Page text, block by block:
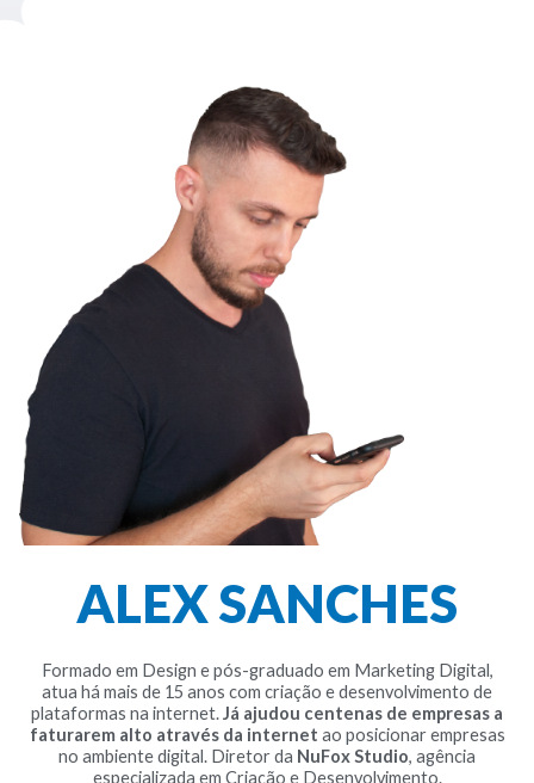
ALEX SANCHES
Formado em Design e pós-graduado em Marketing Digital,
atua há mais de 15 anos com criação e desenvolvimento de
plataformas na internet.Já ajudou centenas de empresas a
faturarem alto através da internet ao posicionar empresas
no ambiente digital. Diretor da NuFox Studio, agência
especializada em Criação e Desenvolvimento.